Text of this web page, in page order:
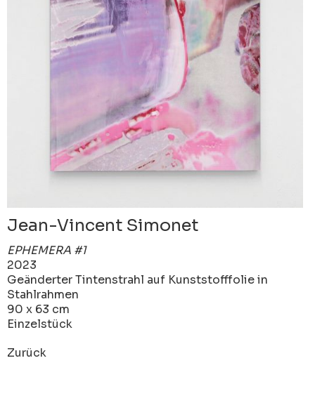
Jean-Vincent Simonet
EPHEMERA #1
2023
Geänderter Tintenstrahl auf Kunststofffolie in
Stahlrahmen
90 x 63 cm
Einzelstück
Zurück